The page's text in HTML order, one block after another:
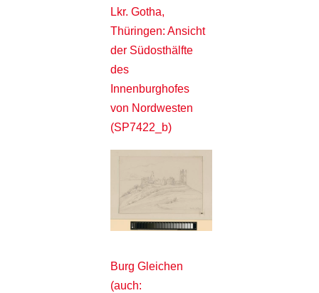
Lkr. Gotha,
Thüringen: Ansicht
der Südosthälfte
des
Innenburghofes
von Nordwesten
(SP7422_b)
Burg Gleichen
(auch: